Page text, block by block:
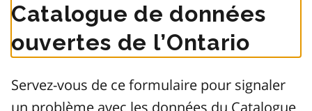
Catalogue de données
ouvertes de l’Ontario
Servez-vous de ce formulaire pour signaler